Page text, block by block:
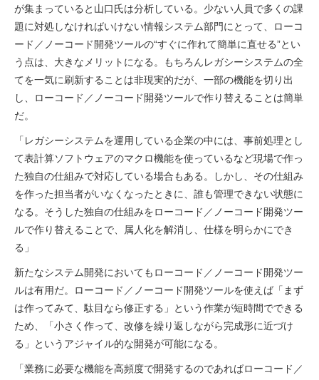
が集まっていると山口氏は分析している。少ない人員で多くの課
題に対処しなければいけない情報システム部門にとって、ローコ
ード／ノーコード開発ツールの“すぐに作れて簡単に直せる”とい
う点は、大きなメリットになる。もちろんレガシーシステムの全
てを一気に刷新することは非現実的だが、一部の機能を切り出
し、ローコード／ノーコード開発ツールで作り替えることは簡単
だ。
「レガシーシステムを運用している企業の中には、事前処理とし
て表計算ソフトウェアのマクロ機能を使っているなど現場で作っ
た独自の仕組みで対応している場合もある。しかし、その仕組み
を作った担当者がいなくなったときに、誰も管理できない状態に
なる。そうした独自の仕組みをローコード／ノーコード開発ツー
ルで作り替えることで、属人化を解消し、仕様を明らかにでき
る」
新たなシステム開発においてもローコード／ノーコード開発ツー
ルは有用だ。ローコード／ノーコード開発ツールを使えば「まず
は作ってみて、駄目なら修正する」という作業が短時間でできる
ため、「小さく作って、改修を繰り返しながら完成形に近づけ
る」というアジャイル的な開発が可能になる。
「業務に必要な機能を高頻度で開発するのであればローコード／